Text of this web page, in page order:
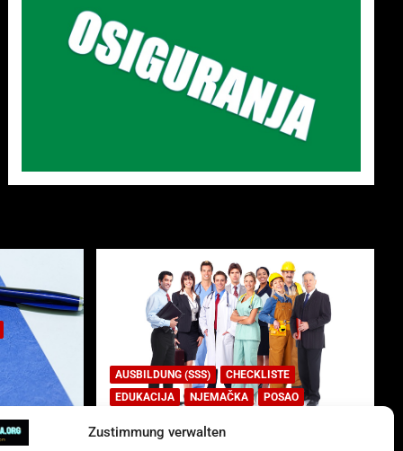
Zustimmung verwalten
AUSBILDUNG (SSS)
CHECKLISTE
EDUKACIJA
NJEMAČKA POSAO
Lista najtraženijih deficitarnih